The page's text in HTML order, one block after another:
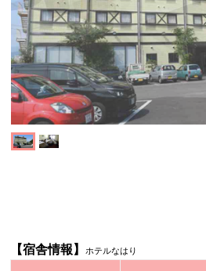
【宿舎情報】 ホテルなはり